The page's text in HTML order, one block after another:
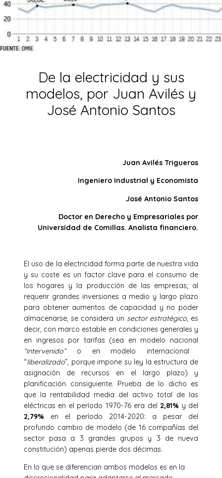
De la electricidad y sus
modelos, por Juan Avilés y
José Antonio Santos
Juan Avilés Trigueros
Ingeniero Industrial y Economista
José Antonio Santos
Doctor en Derecho y Empresariales por
Universidad de Comillas. Analista financiero.
El uso de la electricidad forma parte de nuestra vida
y su coste es un factor clave para el consumo de
los hogares y la producción de las empresas; al
requerir grandes inversiones a medio y largo plazo
para obtener aumentos de capacidad y no poder
almacenarse, se considera un sector estratégico, es
decir, con marco estable en condiciones generales y
en ingresos por tarifas (sea en modelo nacional
“intervenido”o en modelo internacional
“liberalizado”, porque impone su ley la estructura de
asignación de recursos en el largo plazo) y
planificación consiguiente. Prueba de lo dicho es
que la rentabilidad media del activo total de las
eléctricas en el período 1970-76 era del2,81% y del
2,79% en el período 2014-2020: a pesar del
profundo cambio de modelo (de 16 compañías del
sector pasa a 3 grandes grupos y 3 de nueva
constitución) apenas pierde dos décimas.
En lo que se diferencian ambos modelos es en la